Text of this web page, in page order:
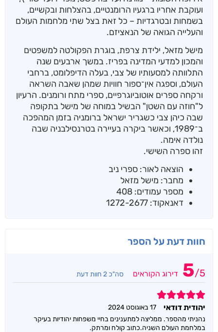
ועוקבת אחריו ברגעיו הרומנטיים, בהצלחות ובקשיים,
בשמחות ובטרגדיות – כל זאת בצל שתי מלחמות העולם
והעלייה הגואה של הנאציזם.
מישל מזאל, ילידת צרפת, בוגרת הפקולטה למשפטים
והמכון למדעי המדינה בפריז. במשך ארבעים שנה
התלוותה למסעותיו של צבי, בעלה הדיפלומט, ברחבי
העולם, וספגה אין־ספור חוויות שמהן שאבה השראה
ורקחה ספרים אוטוביוגרפיים, ספרי מתח ורומנים. הרעיון
ל"חוזה עם השטן" הבשיל במוחה של מישל בתקופה
שבה כיהן צבי כשגריר ישראל ברומניה בזמן המהפכה
ב־1989, וכאשר ביקרה בעיירה בטרנסילבניה שבה
נולדה אימה.
זהו ספרה השישי.
הוצאה לאור: ספרי ניב
מחבר: מישל מזאל
מספר עמודים: 408
דאנאקוד: 1272-2677
חוות דעת על הספר
5/5 דירוג הקוראים סה"כ 2 חוות דעת
5
יהודית דודאי
17 באוגוסט 2024
נהניתי מהספר. ממליצה למתענינים בחיי משפחות יהודיות בעיקר
במלחמת העולם השניה.כתוב קולח ומרתק.